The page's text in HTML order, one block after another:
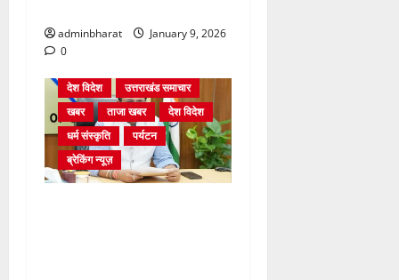
adminbharat
January 9, 2026
0
देश विदेश
उत्तराखंड समाचार
खबर
ताजा खबर
देश विदेश
धर्म संस्कृति
पर्यटन
ब्रेकिंग न्यूज़